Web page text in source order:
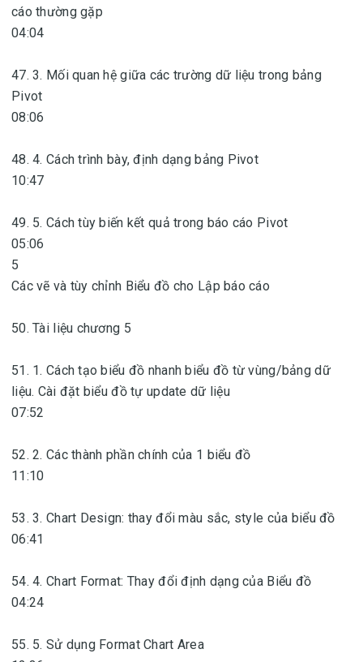
cáo thường gặp
04:04
47. 3. Mối quan hệ giữa các trường dữ liệu trong bảng
Pivot
08:06
48. 4. Cách trình bày, định dạng bảng Pivot
10:47
49. 5. Cách tùy biến kết quả trong báo cáo Pivot
05:06
5
Các vẽ và tùy chỉnh Biểu đồ cho Lập báo cáo
50. Tài liệu chương 5
51. 1. Cách tạo biểu đồ nhanh biểu đồ từ vùng/bảng dữ
liệu. Cài đặt biểu đồ tự update dữ liệu
07:52
52. 2. Các thành phần chính của 1 biểu đồ
11:10
53. 3. Chart Design: thay đổi màu sắc, style của biểu đồ
06:41
54. 4. Chart Format: Thay đổi định dạng của Biểu đồ
04:24
55. 5. Sử dụng Format Chart Area